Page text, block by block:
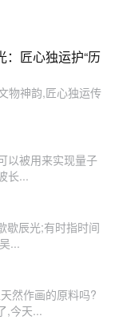
匠心独运护“历
物神韵,匠心独运传
以被用来实现量子
长...
歇辰光;有时指时间
...
然作画的原料吗?
,今天...